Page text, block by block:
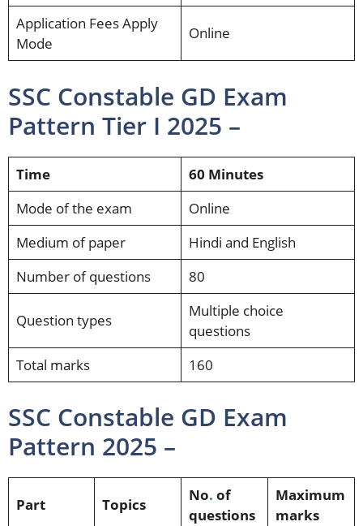
Application Fees Apply
Mode
Online
SSC Constable GD Exam
Pattern Tier I 2025 –
Time
60 Minutes
Mode of the exam
Online
Medium of paper
Hindi and English
Number of questions
80
Question types
Multiple choice
questions
Total marks
160
SSC Constable GD Exam
Pattern 2025 –
Part Topics
No. of
questions
Maximum
marks